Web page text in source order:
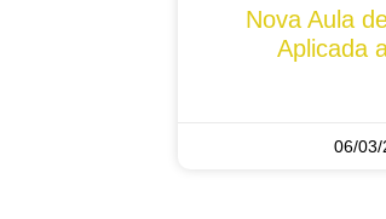
Nova Aula
Aplicada
06/03/